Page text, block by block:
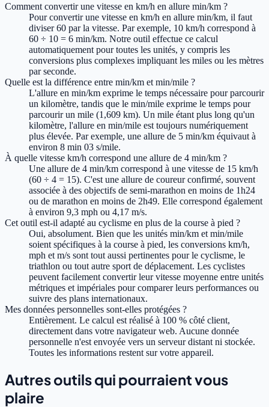
Comment convertir une vitesse en km/h en allure min/km ?
Pour convertir une vitesse en km/h en allure min/km, il faut
diviser 60 par la vitesse. Par exemple, 10 km/h correspond à
60 ÷ 10 = 6 min/km. Notre outil effectue ce calcul
automatiquement pour toutes les unités, y compris les
conversions plus complexes impliquant les miles ou les mètres
par seconde.
Quelle est la différence entre min/km et min/mile ?
L'allure en min/km exprime le temps nécessaire pour parcourir
un kilomètre, tandis que le min/mile exprime le temps pour
parcourir un mile (1,609 km). Un mile étant plus long qu'un
kilomètre, l'allure en min/mile est toujours numériquement
plus élevée. Par exemple, une allure de 5 min/km équivaut à
environ 8 min 03 s/mile.
À quelle vitesse km/h correspond une allure de 4 min/km ?
Une allure de 4 min/km correspond à une vitesse de 15 km/h
(60 ÷ 4 = 15). C'est une allure de coureur confirmé, souvent
associée à des objectifs de semi-marathon en moins de 1h24
ou de marathon en moins de 2h49. Elle correspond également
à environ 9,3 mph ou 4,17 m/s.
Cet outil est-il adapté au cyclisme en plus de la course à pied ?
Oui, absolument. Bien que les unités min/km et min/mile
soient spécifiques à la course à pied, les conversions km/h,
mph et m/s sont tout aussi pertinentes pour le cyclisme, le
triathlon ou tout autre sport de déplacement. Les cyclistes
peuvent facilement convertir leur vitesse moyenne entre unités
métriques et impériales pour comparer leurs performances ou
suivre des plans internationaux.
Mes données personnelles sont-elles protégées ?
Entièrement. Le calcul est réalisé à 100 % côté client,
directement dans votre navigateur web. Aucune donnée
personnelle n'est envoyée vers un serveur distant ni stockée.
Toutes les informations restent sur votre appareil.
Autres outils qui pourraient vous
plaire